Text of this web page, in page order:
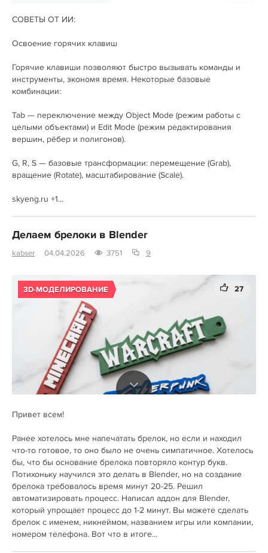
СОВЕТЫ ОТ ИИ:
Освоение горячих клавиш
Горячие клавиши позволяют быстро вызывать команды и
инструменты, экономя время. Некоторые базовые
комбинации:
Tab — переключение между Object Mode (режим работы с
целыми объектами) и Edit Mode (режим редактирования
вершин, рёбер и полигонов).
G, R, S — базовые трансформации: перемещение (Grab),
вращение (Rotate), масштабирование (Scale).
skyeng.ru +1...
Делаем брелоки в Blender
kabser 04.04.2026 3751 9
3D-МОДЕЛИРОВАНИЕ 27
Привет всем!
Ранее хотелось мне напечатать брелок, но если и находил
что-то готовое, то оно было не очень симпатичное. Хотелось
бы, что бы основание брелока повторяло контур букв.
Потихоньку научился это делать в Blender, но на создание
брелока требовалось время минут 20-25. Решил
автоматизировать процесс. Написал аддон для Blender,
который упрощает процесс до 1-2 минут. Вы можете сделать
брелок с именем, никнеймом, названием игры или компании,
номером телефона. Вот что в итоге...